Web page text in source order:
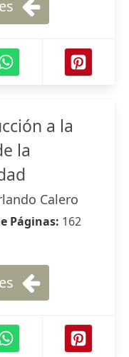
a la
la
Calero
Páginas: 162